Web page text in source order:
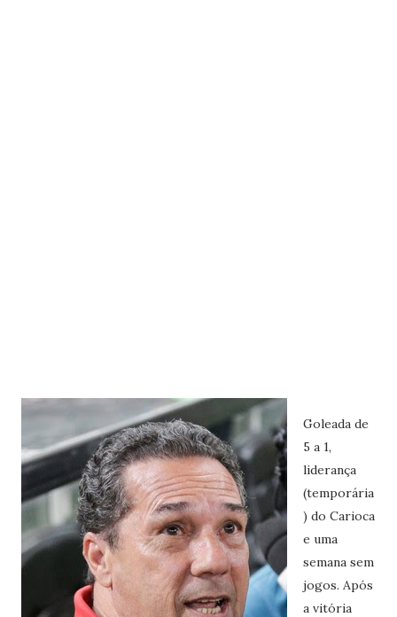
Goleada de
5 a 1,
liderança
(temporária
) do Carioca
e uma
semana sem
jogos. Após
a vitória